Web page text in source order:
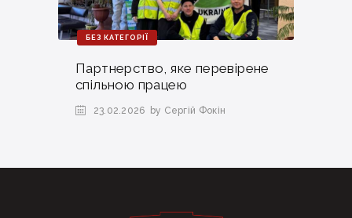
БЕЗ КАТЕГОРІЇ
Партнерство, яке перевірене
спільною працею
23.02.2026 by Сергій Фокін